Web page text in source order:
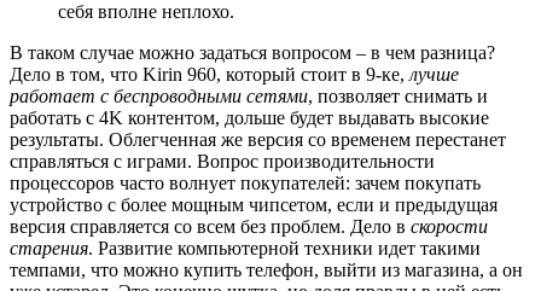
себя вполне неплохо.
В таком случае можно задаться вопросом – в чем разница?
Дело в том, что Kirin 960, который стоит в 9-ке, лучше
работает с беспроводными сетями, позволяет снимать и
работать с 4K контентом, дольше будет выдавать высокие
результаты. Облегченная же версия со временем перестанет
справляться с играми. Вопрос производительности
процессоров часто волнует покупателей: зачем покупать
устройство с более мощным чипсетом, если и предыдущая
версия справляется со всем без проблем. Дело в скорости
старения. Развитие компьютерной техники идет такими
темпами, что можно купить телефон, выйти из магазина, а он